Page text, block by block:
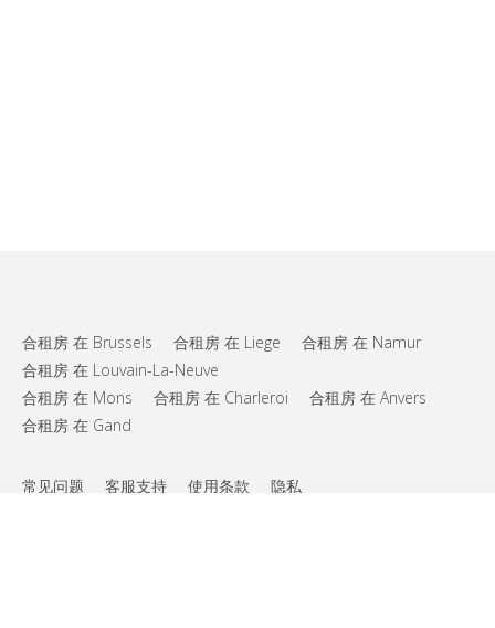
合租房 在 Brussels 合租房 在 Liege
合租房 在 Namur
合租房 在 Louvain-La-Neuve
合租房 在 Mons
合租房 在 Charleroi
合租房 在 Anvers
合租房 在 Gand
常见问题 客服支持 使用条款 隐私